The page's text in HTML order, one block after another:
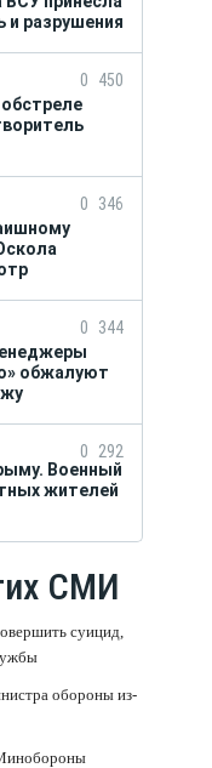
и разрушения
0
450
0
346
0
344
обжалуют
0
292
Военный
жителей
СМИ
суицид,
обороны из-